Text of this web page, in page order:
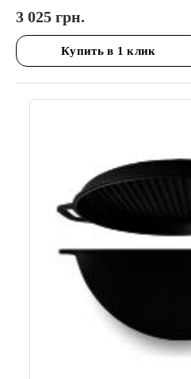
3 025 грн.
Купить в 1 клик